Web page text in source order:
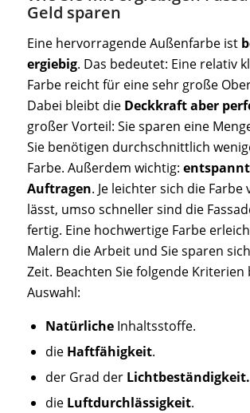
Geld sparen
Eine hervorragende Außenfarbe ist
ergiebig. Das bedeutet: Eine relativ
Farbe reicht für eine sehr große
Dabei bleibt die Deckkraft aber
großer Vorteil: Sie sparen eine
Sie benötigen durchschnittlich
Farbe. Außerdem wichtig:
Auftragen. Je leichter sich die
lässt, umso schneller sind die
fertig. Eine hochwertige Farbe
Malern die Arbeit und Sie sparen
Zeit. Beachten Sie folgende Kriterien
Auswahl:
Natürliche Inhaltsstoffe.
die Haftfähigkeit.
der Grad der Lichtbeständigkeit.
die Luftdurchlässigkeit.